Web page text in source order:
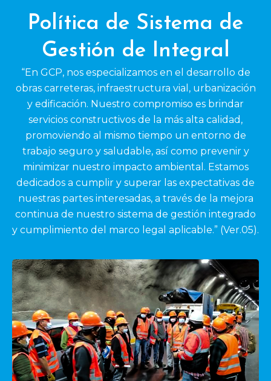
Política de Sistema de
Gestión de Integral
“En GCP, nos especializamos en el desarrollo de
obras carreteras, infraestructura vial, urbanización
y edificación. Nuestro compromiso es brindar
servicios constructivos de la más alta calidad,
promoviendo al mismo tiempo un entorno de
trabajo seguro y saludable, así como prevenir y
minimizar nuestro impacto ambiental. Estamos
dedicados a cumplir y superar las expectativas de
nuestras partes interesadas, a través de la mejora
continua de nuestro sistema de gestión integrado
y cumplimiento del marco legal aplicable.” (Ver.05).